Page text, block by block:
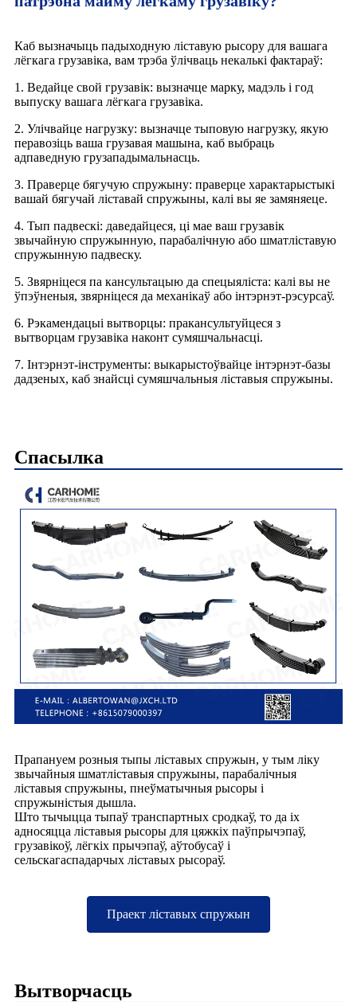
Каб вызначыць падыходную ліставую рысору для вашага
лёгкага грузавіка, вам трэба ўлічваць некалькі фактараў:
1. Ведайце свой грузавік: вызначце марку, мадэль і год
выпуску вашага лёгкага грузавіка.
2. Улічвайце нагрузку: вызначце тыповую нагрузку, якую
перавозіць ваша грузавая машына, каб выбраць
адпаведную грузападымальнасць.
3. Праверце бягучую спружыну: праверце характарыстыкі
вашай бягучай ліставай спружыны, калі вы яе замяняеце.
4. Тып падвескі: даведайцеся, ці мае ваш грузавік
звычайную спружынную, парабалічную або шматліставую
спружынную падвеску.
5. Звярніцеся па кансультацыю да спецыяліста: калі вы не
ўпэўненыя, звярніцеся да механікаў або інтэрнэт-рэсурсаў.
6. Рэкамендацыі вытворцы: пракансультуйцеся з
вытворцам грузавіка наконт сумяшчальнасці.
7. Інтэрнэт-інструменты: выкарыстоўвайце інтэрнэт-базы
дадзеных, каб знайсці сумяшчальныя ліставыя спружыны.
Спасылка
Прапануем розныя тыпы ліставых спружын, у тым ліку
звычайныя шматліставыя спружыны, парабалічныя
ліставыя спружыны, пнеўматычныя рысоры і
спружыністыя дышла.
Што тычыцца тыпаў транспартных сродкаў, то да іх
адносяцца ліставыя рысоры для цяжкіх паўпрычэпаў,
грузавікоў, лёгкіх прычэпаў, аўтобусаў і
сельскагаспадарчых ліставых рысораў.
Праект ліставых спружын
Вытворчасць